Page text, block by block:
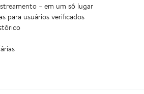
- em um só lugar
para usuários verificados